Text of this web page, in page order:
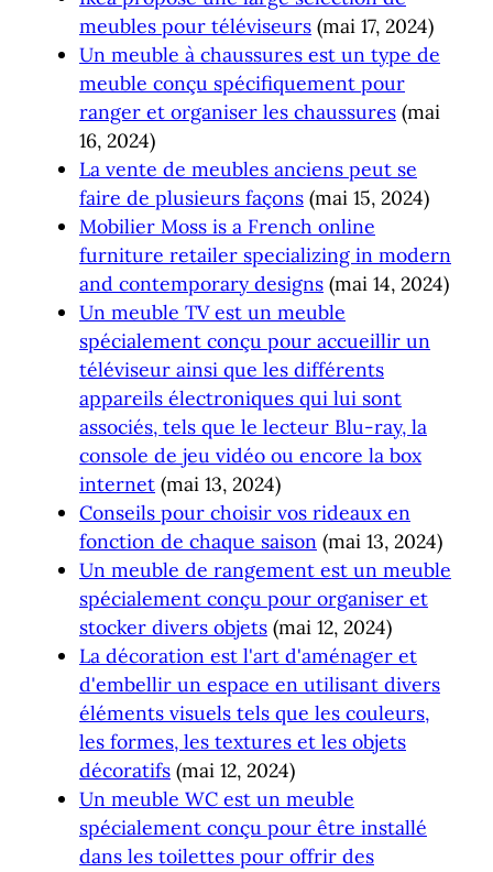
meubles pour téléviseurs (mai 17, 2024)
Un meuble à chaussures est un type de
meuble conçu spécifiquement pour
ranger et organiser les chaussures (mai
16, 2024)
La vente de meubles anciens peut se
faire de plusieurs façons (mai 15, 2024)
Mobilier Moss is a French online
furniture retailer specializing in modern
and contemporary designs (mai 14, 2024)
Un meuble TV est un meuble
spécialement conçu pour accueillir un
téléviseur ainsi que les différents
appareils électroniques qui lui sont
associés, tels que le lecteur Blu-ray, la
console de jeu vidéo ou encore la box
internet (mai 13, 2024)
Conseils pour choisir vos rideaux en
fonction de chaque saison (mai 13, 2024)
Un meuble de rangement est un meuble
spécialement conçu pour organiser et
stocker divers objets (mai 12, 2024)
La décoration est l'art d'aménager et
d'embellir un espace en utilisant divers
éléments visuels tels que les couleurs,
les formes, les textures et les objets
décoratifs (mai 12, 2024)
Un meuble WC est un meuble
spécialement conçu pour être installé
dans les toilettes pour offrir des